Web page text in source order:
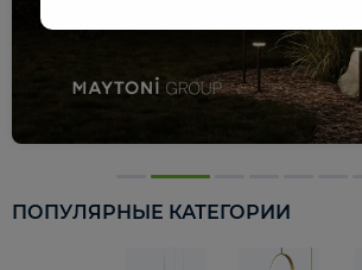
ПОПУЛЯРНЫЕ КАТЕГОРИИ